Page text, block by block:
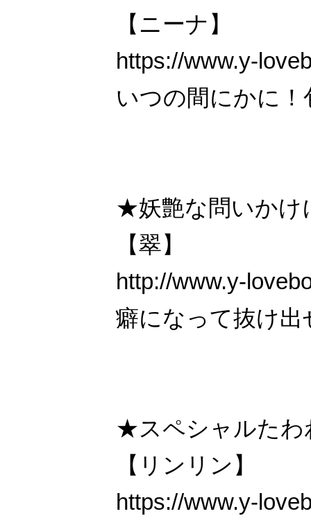
【ニーナ】
https://www.y-
いつの間にかに
★妖艶な問いかけ
【翠】
http://www.y-
癖になって抜け
★スペシャルたわ
【リンリン】
https://www.y-